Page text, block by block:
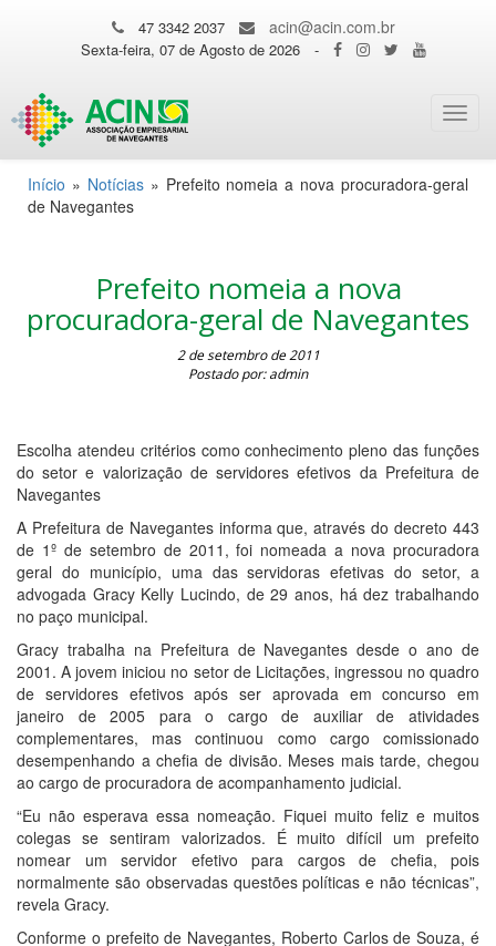
47 3342 2037 acin@acin.com.br
Sexta-feira, 07 de Agosto de 2026 -
Início » Notícias» Prefeito nomeia a nova procuradora-geral
de Navegantes
Prefeito nomeia a nova
procuradora-geral de Navegantes
2 de setembro de 2011
Postado por: admin
Escolha atendeu critérios como conhecimento pleno das funções
do setor e valorização de servidores efetivos da Prefeitura de
Navegantes
A Prefeitura de Navegantes informa que, através do decreto 443
de 1º de setembro de 2011, foi nomeada a nova procuradora
geral do município, uma das servidoras efetivas do setor, a
advogada Gracy Kelly Lucindo, de 29 anos, há dez trabalhando
no paço municipal.
Gracy trabalha na Prefeitura de Navegantes desde o ano de
2001. A jovem iniciou no setor de Licitações, ingressou no quadro
de servidores efetivos após ser aprovada em concurso em
janeiro de 2005 para o cargo de auxiliar de atividades
complementares, mas continuou como cargo comissionado
desempenhando a chefia de divisão. Meses mais tarde, chegou
ao cargo de procuradora de acompanhamento judicial.
“Eu não esperava essa nomeação. Fiquei muito feliz e muitos
colegas se sentiram valorizados. É muito difícil um prefeito
nomear um servidor efetivo para cargos de chefia, pois
normalmente são observadas questões políticas e não técnicas”,
revela Gracy.
Conforme o prefeito de Navegantes, Roberto Carlos de Souza, é